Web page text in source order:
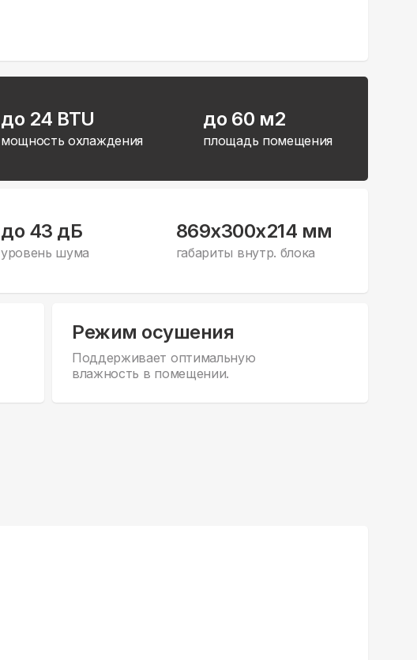
до 24 BTU
мощность охлаждения
до 60 м2
площадь помещения
до 43 дБ
уровень шума
869x300x214 мм
габариты внутр. блока
Режим осушения
Поддерживает оптимальную
влажность в помещении.